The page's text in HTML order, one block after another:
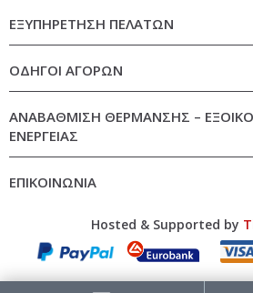
ΕΞΥΠΗΡΕΤΗΣΗ ΠΕΛΑΤΩΝ
ΟΔΗΓΟΙ ΑΓΟΡΩΝ
ΑΝΑΒΑΘΜΙΣΗ ΘΕΡΜΑΝΣΗΣ –
ΕΝΕΡΓΕΙΑΣ
ΕΠΙΚΟΙΝΩΝΙΑ
Hosted & Supported by